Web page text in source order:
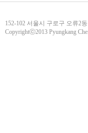
152-102 서울시 구로구 오류2
Copyrightⓒ2013 Pyungkang